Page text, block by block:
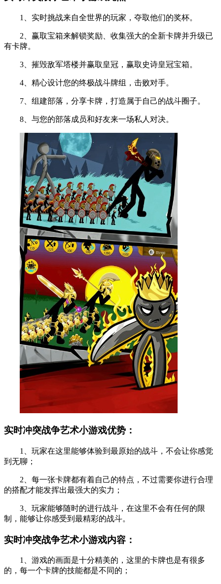
1、实时挑战来自全世界的玩家，夺取他们的奖杯。
2、赢取宝箱来解锁奖励、收集强大的全新卡牌并升级已
有卡牌。
3、摧毁敌军塔楼并赢取皇冠，赢取史诗皇冠宝箱。
4、精心设计您的终极战斗牌组，击败对手。
7、组建部落，分享卡牌，打造属于自己的战斗圈子。
8、与您的部落成员和好友来一场私人对决。
实时冲突战争艺术小游戏优势：
1、玩家在这里能够体验到最原始的战斗，不会让你感觉
到无聊；
2、每一张卡牌都有着自己的特点，不过需要你进行合理
的搭配才能发挥出最强大的实力；
3、玩家能够随时的进行战斗，在这里不会有任何的限
制，能够让你感受到最精彩的战斗。
实时冲突战争艺术小游戏内容：
1、游戏的画面是十分精美的，这里的卡牌也是有很多
的，每一个卡牌的技能都是不同的；